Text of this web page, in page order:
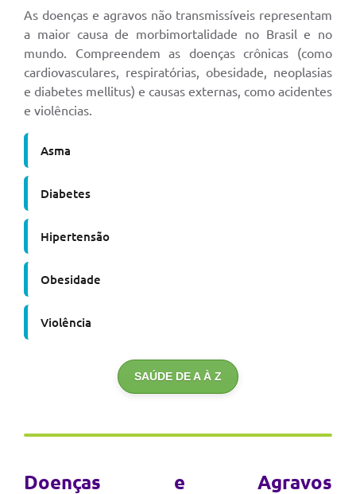
As doenças e agravos não transmissíveis representam
a maior causa de morbimortalidade no Brasil e no
mundo. Compreendem as doenças crônicas (como
cardiovasculares, respiratórias, obesidade, neoplasias
e diabetes mellitus) e causas externas, como acidentes
e violências.
Asma
Diabetes
Hipertensão
Obesidade
Violência
SAÚDE DE A À Z
Doenças e Agravos